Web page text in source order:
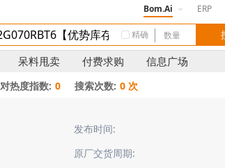
Bom.Ai ERP
精确
呆料甩卖 付费求购 信息广场
热度指数: 0 搜索次数: 0 次
发布时间:
原厂交货周期: